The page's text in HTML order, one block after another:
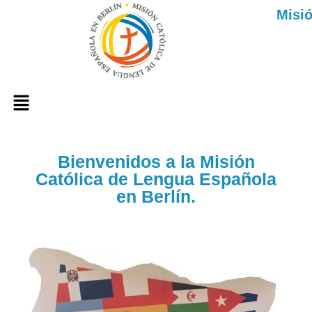
Bienvenidos a la Misión
Católica de Lengua Española
en Berlín.